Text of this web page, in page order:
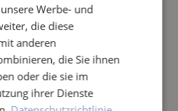
Gib den gewünschten
WARENKORB
Werbe- und
die diese
anderen
die Sie ihnen
oder die sie im
ihrer Dienste